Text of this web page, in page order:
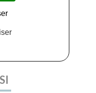
/ 14h30 - 19h00